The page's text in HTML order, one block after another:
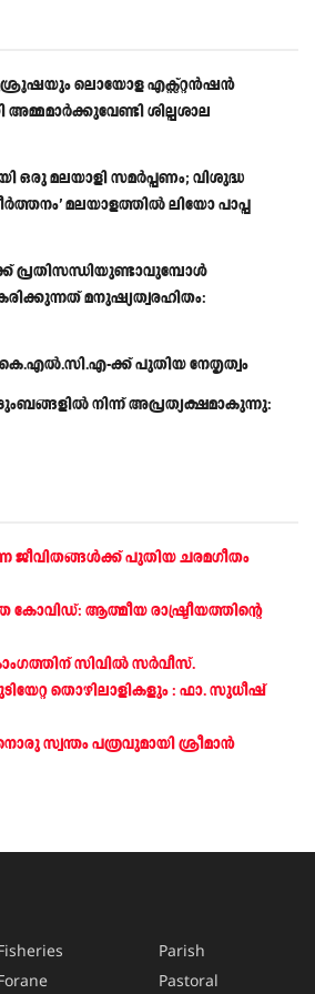
ലൊയോള എക്സ്റ്റൻഷൻ
ശില്പശാല
ഒരു മലയാളി സമർപ്പണം; വിശുദ്ധ
മലയാളത്തിൽ ലിയോ പാപ്പ
പ്രതിസന്ധിയുണ്ടാവുമ്പോള്‍
മനുഷ്യത്വരഹിതം:
കെ.എൽ.സി.എ-ക്ക് പുതിയ നേതൃത്വം
നിന്ന് അപ്രത്യക്ഷമാകുന്നു:
ജീവിതങ്ങള്‍ക്ക് പുതിയ ചരമഗീതം
കോവിഡ്: ആത്മീയ രാഷ്ട്രീയത്തിന്റെ
സിവിൽ സർവീസ്.
തൊഴിലാളികളും : ഫാ. സുധീഷ്
സ്വന്തം പത്രവുമായി ശ്രീമാന്‍
Parish
Pastoral